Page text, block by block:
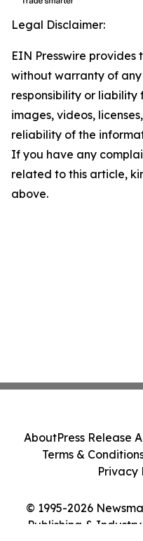
Legal Disclaimer:
EIN Presswire provides
without warranty of
responsibility or
images, videos,
reliability of the
If you have any
related to this article,
above.
© 1995-2026
Publishing &
AboutPress Release
Terms &
Privacy